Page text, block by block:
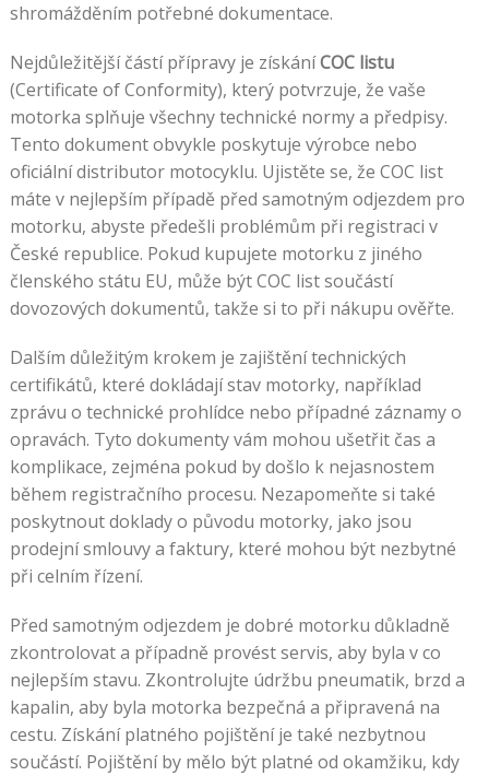
shromážděním potřebné dokumentace.
Nejdůležitější částí přípravy je získáníCOC listu
(Certificate of Conformity), který potvrzuje, že vaše
motorka splňuje všechny technické normy a předpisy.
Tento dokument obvykle poskytuje výrobce nebo
oficiální distributor motocyklu. Ujistěte se, že COC list
máte v nejlepším případě před samotným odjezdem pro
motorku, abyste předešli problémům při registraci v
České republice. Pokud kupujete motorku z jiného
členského státu EU, může být COC list součástí
dovozových dokumentů, takže si to při nákupu ověřte.
Dalším důležitým krokem je zajištění technických
certifikátů, které dokládají stav motorky, například
zprávu o technické prohlídce nebo případné záznamy o
opravách. Tyto dokumenty vám mohou ušetřit čas a
komplikace, zejména pokud by došlo k nejasnostem
během registračního procesu. Nezapomeňte si také
poskytnout doklady o původu motorky, jako jsou
prodejní smlouvy a faktury, které mohou být nezbytné
při celním řízení.
Před samotným odjezdem je dobré motorku důkladně
zkontrolovat a případně provést servis, aby byla v co
nejlepším stavu. Zkontrolujte údržbu pneumatik, brzd a
kapalin, aby byla motorka bezpečná a připravená na
cestu. Získání platného pojištění je také nezbytnou
součástí. Pojištění by mělo být platné od okamžiku, kdy